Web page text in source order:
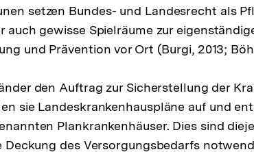
setzen Bundes- und Landesrecht als
auch gewisse Spielräume zur
und Prävention vor Ort (Burgi, 2013;
den Auftrag zur Sicherstellung der
sie Landeskrankenhauspläne auf und
Plankrankenhäuser. Dies sind
Deckung des Versorgungsbedarfs